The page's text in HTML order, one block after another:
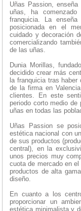
Uñas Passion,
uñas, ha
franquicia. La
posicionada en el
cuidado y decoración
comercializando
de las uñas.
Dunia Morillas,
decidido crear más
la franquicia tras
de la firma en
clientes. En este
periodo corto medio
uñas en todas las
Uñas Passion se
estética nacional con
de sus productos
central), en la
unos precios muy
cuota de mercado en
productos de alta
diseño.
En cuanto a los
proporcionar un
estética minimalista y